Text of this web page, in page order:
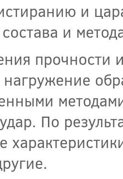
и
и
прочности
По